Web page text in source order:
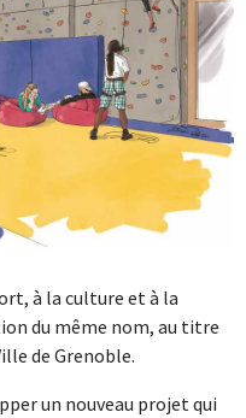
à la culture et à la
du même nom, au titre
de Grenoble.
un nouveau projet qui